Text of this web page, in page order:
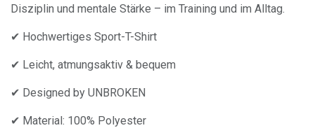
Disziplin und mentale Stärke – im Training und im Alltag.
✔ Hochwertiges Sport-T-Shirt
✔ Leicht, atmungsaktiv & bequem
✔ Designed by UNBROKEN
✔ Material: 100% Polyester